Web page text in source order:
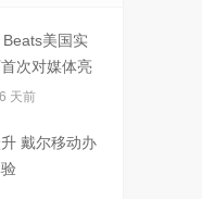
美国实
次对媒体亮
6 天前
戴尔移动办